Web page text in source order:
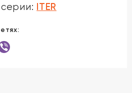
ITER